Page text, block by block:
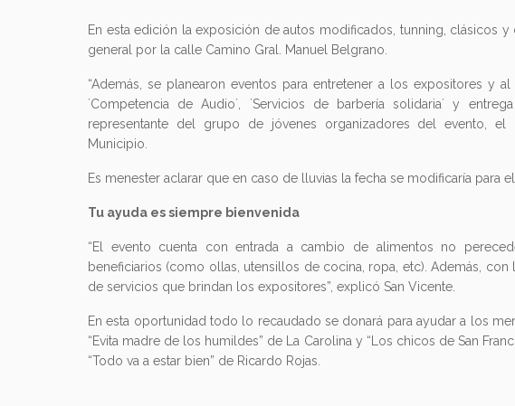
En esta edición la exposición de autos modificados, tunning, clásicos
general por la calle Camino Gral. Manuel Belgrano.
“Además, se planearon eventos para entretener a los expositores y
´Competencia de Audio´, ´Servicios de barbería solidaria´ y
representante del grupo de jóvenes organizadores del evento,
Municipio.
Es menester aclarar que en caso de lluvias la fecha se modificaría para
Tu ayuda es siempre bienvenida
“El evento cuenta con entrada a cambio de alimentos no
beneficiarios (como ollas, utensillos de cocina, ropa, etc). Además,
de servicios que brindan los expositores”, explicó San Vicente.
En esta oportunidad todo lo recaudado se donará para ayudar a los
“Evita madre de los humildes” de La Carolina y “Los chicos de San
“Todo va a estar bien” de Ricardo Rojas.